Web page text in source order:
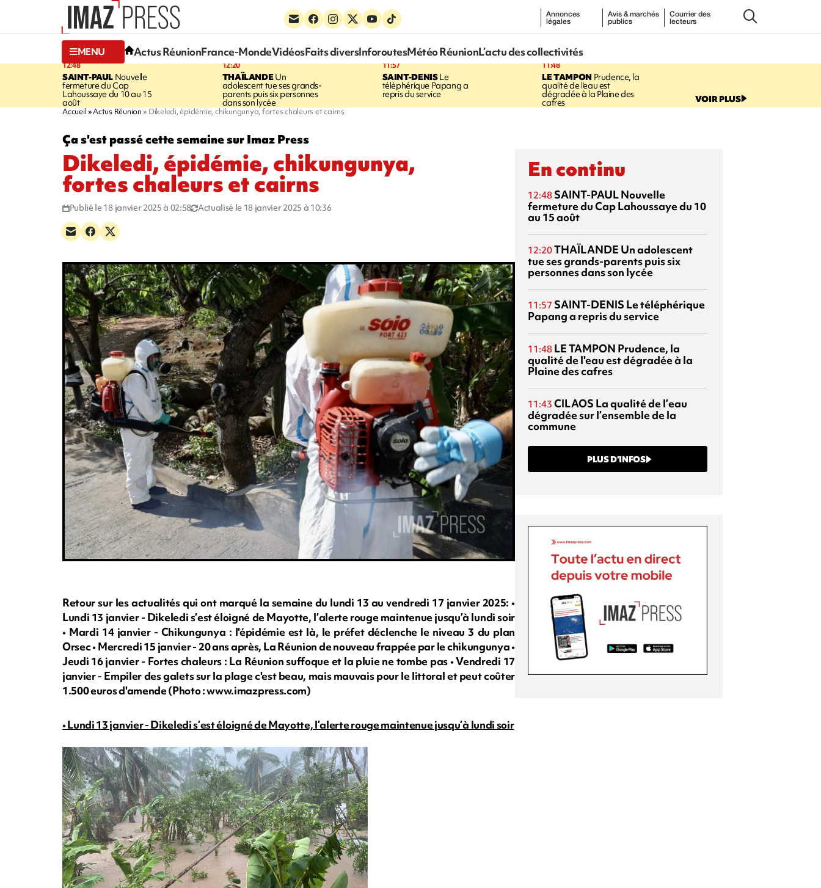
Annonces
légales
Avis & marchés
publics
Courrier des
lecteurs
MENU Actus RéunionFrance-MondeVidéosFaits diversInforoutesMétéo RéunionL’actu des collectivités
12:48
SAINT-PAUL Nouvelle
fermeture du Cap
Lahoussaye du 10 au 15
août
12:20
THAÏLANDEUn
adolescent tue ses grands-
parents puis six personnes
dans son lycée
11:57
SAINT-DENISLe
téléphérique Papang a
repris du service
11:48
LE TAMPONPrudence, la
qualité de l'eau est
dégradée à la Plaine des
cafres VOIR PLUS
Accueil Actus Réunion Dikeledi, épidémie, chikungunya, fortes chaleurs et cairns
Ça s'est passé cette semaine sur Imaz Press
Dikeledi, épidémie, chikungunya,
fortes chaleurs et cairns
Publié le 18 janvier 2025 à 02:58 Actualisé le 18 janvier 2025 à 10:36
Retour sur les actualités qui ont marqué la semaine du lundi 13 au vendredi 17 janvier 2025: •
Lundi 13 janvier - Dikeledi s’est éloigné de Mayotte, l’alerte rouge maintenue jusqu’à lundi soir
• Mardi 14 janvier - Chikungunya : l'épidémie est là, le préfet déclenche le niveau 3 du plan
Orsec • Mercredi 15 janvier - 20 ans après, La Réunion de nouveau frappée par le chikungunya •
Jeudi 16 janvier - Fortes chaleurs : La Réunion suffoque et la pluie ne tombe pas • Vendredi 17
janvier - Empiler des galets sur la plage c'est beau, mais mauvais pour le littoral et peut coûter
1.500 euros d'amende (Photo : www.imazpress.com)
• Lundi 13 janvier - Dikeledi s’est éloigné de Mayotte, l’alerte rouge maintenue jusqu’à lundi soir
En continu
12:48 SAINT-PAULNouvelle
fermeture du Cap Lahoussaye du 10
au 15 août
12:20THAÏLANDE Un adolescent
tue ses grands-parents puis six
personnes dans son lycée
11:57 SAINT-DENIS Le téléphérique
Papang a repris du service
11:48 LE TAMPON Prudence, la
qualité de l'eau est dégradée à la
Plaine des cafres
11:43 CILAOS La qualité de l’eau
dégradée sur l’ensemble de la
commune
PLUS D’INFOS